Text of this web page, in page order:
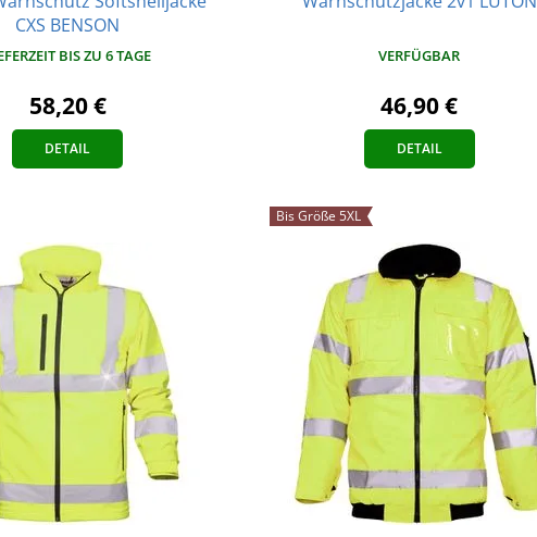
CXS BENSON
BIS ZU 6 TAGE
58,20 €
DETAIL
VERFÜGBAR
46,90 €
DETAIL
Bis Größe 5XL